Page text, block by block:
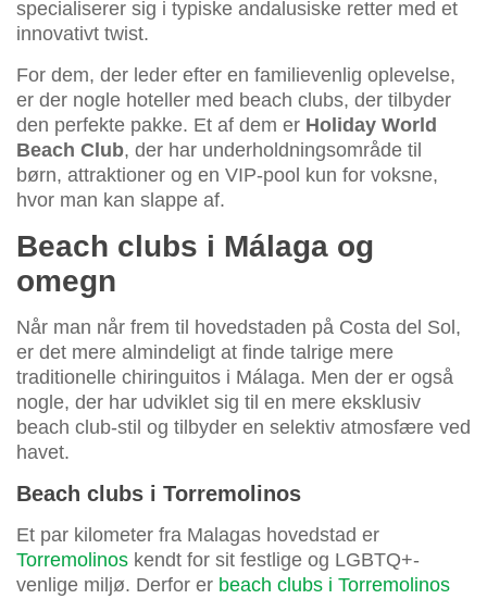
specialiserer sig i typiske andalusiske retter med et
innovativt twist.
For dem, der leder efter en familievenlig oplevelse,
er der nogle hoteller med beach clubs, der tilbyder
den perfekte pakke. Et af dem er Holiday World
Beach Club, der har underholdningsområde til
børn, attraktioner og en VIP-pool kun for voksne,
hvor man kan slappe af.
Beach clubs i Málaga og
omegn
Når man når frem til hovedstaden på Costa del Sol,
er det mere almindeligt at finde talrige mere
traditionelle chiringuitos i Málaga. Men der er også
nogle, der har udviklet sig til en mere eksklusiv
beach club-stil og tilbyder en selektiv atmosfære ved
havet.
Beach clubs i Torremolinos
Et par kilometer fra Malagas hovedstad er
Torremolinos kendt for sit festlige og LGBTQ+-
venlige miljø. Derfor er beach clubs i Torremolinos